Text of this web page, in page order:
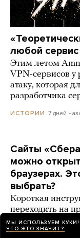
любой
Этим летом
VPN-сервисов
атаку, которая
разработчика
ИСТОРИИ 7 дней
Сайты
можно
браузерах.
выбрать?
Короткая
переходить на
РАЗБОР 3 карточки
МЫ ИСПОЛЬЗУЕМ КУКИ!
ЧТО ЭТО ЗНАЧИТ?